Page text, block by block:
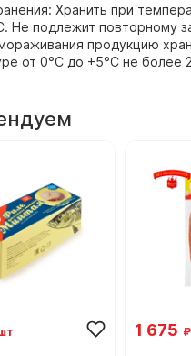
Хранить при
Не подлежит повторному
продукцию
от 0°C до +5°C не более
1 675